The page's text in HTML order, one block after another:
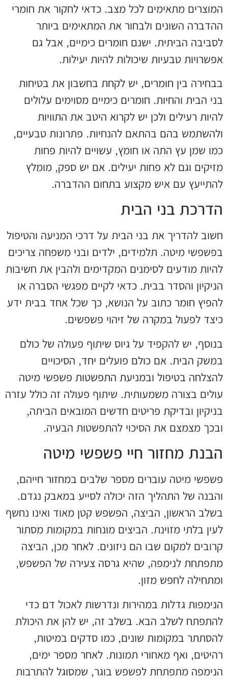
המוצרים מתאימים לכל מצב. כדאי לחקור את חומרי
ההדברה השונים ולבחור את המתאימים ביותר
לסביבה הביתית. ישנם חומרים כימיים, אבל גם
אפשרויות טבעיות שיכולות להיות יעילות.
בבחירה בין חומרים, יש לקחת בחשבון את בטיחות
בני הבית והחיות. חומרים כימיים מסוימים עלולים
להיות רעילים ולכן יש לקרוא היטב את התוויות
ולהשתמש בהם בהתאם להנחיות. פתרונות טבעיים,
כמו שמן עץ התה או חומץ, עשויים להיות פחות
מזיקים וגם לא פחות יעילים. אם יש ספק, מומלץ
להתייעץ עם איש מקצוע בתחום ההדברה.
הדרכת בני הבית
חשוב להדריך את בני הבית על דרכי המניעה והטיפול
בפשפשי מיטה. תלמידים, ילדים ובני משפחה צריכים
להיות מודעים לסימנים המקדימים ולהבין את חשיבות
הניקיון והסדר בבית. כדאי לקיים מפגשי הסברה או
להפיץ חומר כתוב על הנושא, כך שכל אחד בבית ידע
כיצד לפעול במקרה של זיהוי פשפשים.
בנוסף, יש להקפיד על גיוס שיתוף פעולה של כולם
במשק הבית. אם כולם פועלים יחד, הסיכויים
להצלחה בטיפול ובמניעת התפשטות פשפשי מיטה
עולים בצורה משמעותית. שיתוף פעולה זה כולל עזרה
בניקיון ובדיקת פריטים חדשים המובאים הביתה,
ובכך מצמצם את הסיכוי להתפשטות הבעיה.
הבנת מחזור חיי פשפשי מיטה
פשפשי מיטה עוברים מספר שלבים במחזור חייהם,
והבנה של התהליך הזה יכולה לסייע במאבק נגדם.
בשלב הראשון, הביצה, הפשפש קטן מאוד ואינו נחשף
לעין בלתי מזוינת. הביצים מונחות במקומות מסתור
קרובים למקום שבו הם ניזונים. לאחר מכן, הביצה
מתפתחת לנימפה, שהיא גרסה צעירה של הפשפש,
ומתחילה לחפש מזון.
הנימפות גדלות במהירות ונדרשות לאכול דם כדי
להתפתח לשלב הבא. בשלב זה, יש להן את היכולת
להסתתר במקומות שונים, כמו סדקים במיטות,
רהיטים, ואף מאחורי תמונות. לאחר מספר ימים,
הנימפה מתפתחת לפשפש בוגר, שמסוגל להתרבות